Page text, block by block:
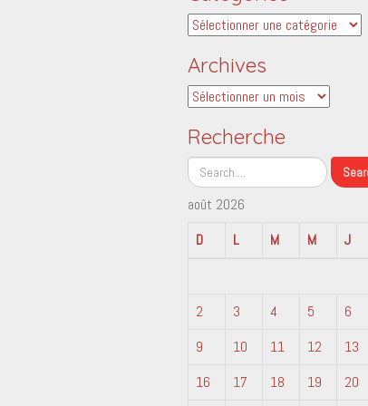
Catégories
Archives
Archives
Recherche
août 2026
D
L M M J
2
3 4 5 6
9
10 11 12 13
16
17 18 19 20